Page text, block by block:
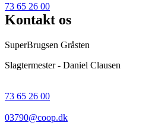
73 65 26 00
Kontakt os
SuperBrugsen Gråsten
Slagtermester - Daniel Clausen
73 65 26 00
03790@coop.dk